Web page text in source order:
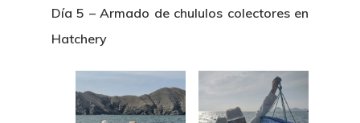
Día 5 – Armado de chululos colectores en
Hatchery